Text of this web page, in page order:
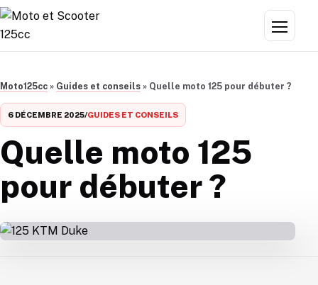
Aller au contenu
Menu
Moto125cc » Guides et conseils » Quelle moto 125 pour débuter ?
6 DÉCEMBRE 2025/GUIDES ET CONSEILS
Quelle moto 125
pour débuter ?